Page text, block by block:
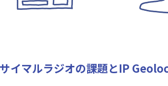
イマルラジオの課題とIP